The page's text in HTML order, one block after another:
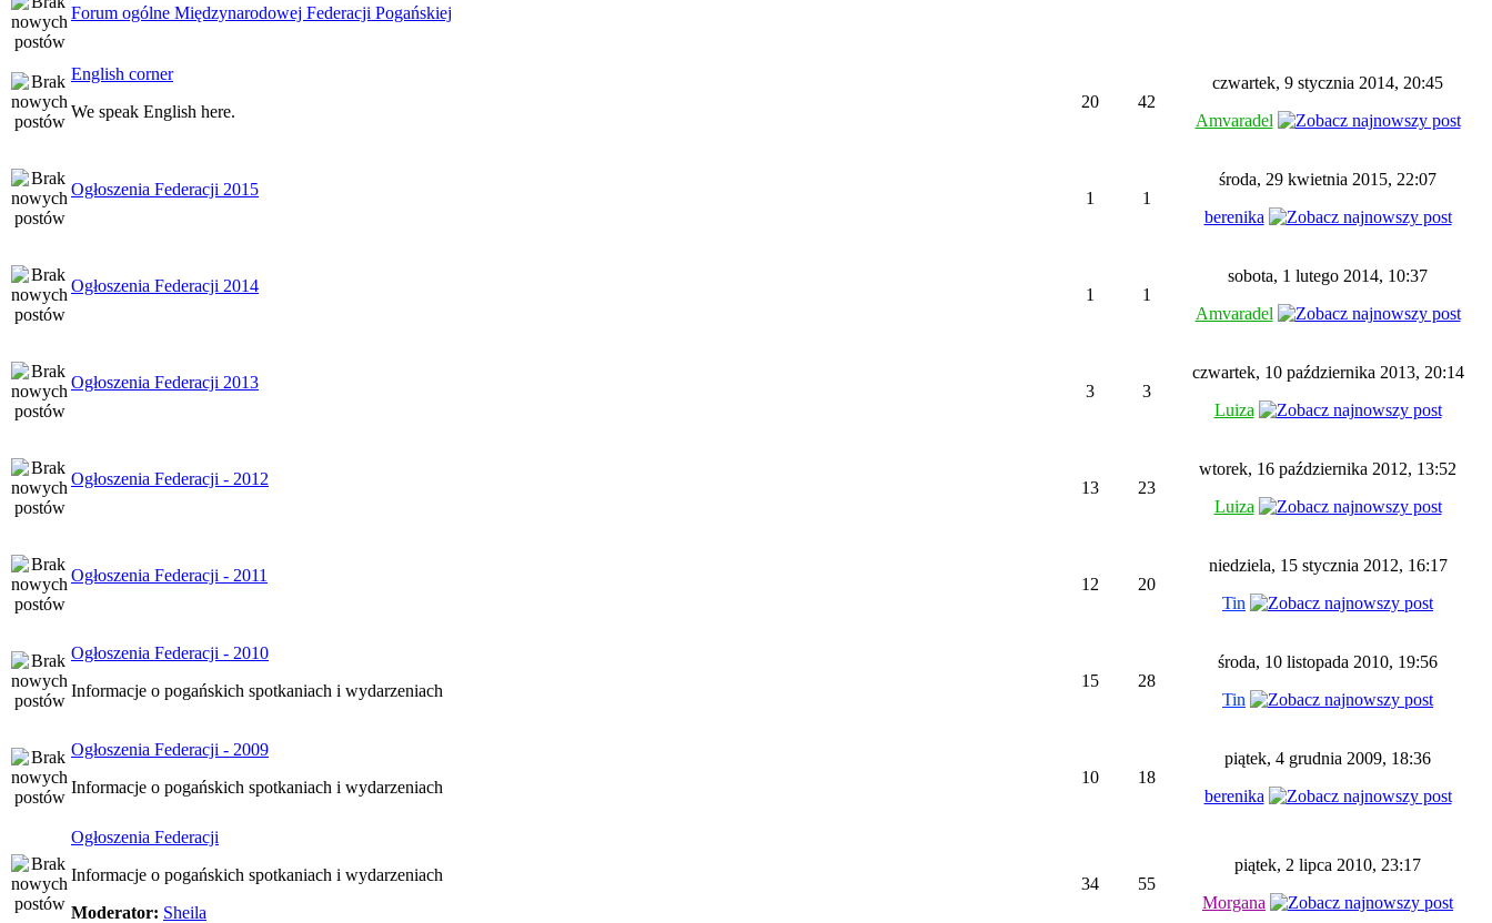
Forum ogólne Międzynarodowej Federacji Pogańskiej
English corner
We speak English here.
20 42
czwartek, 9 stycznia 2014, 20:45
Amvaradel
Ogłoszenia Federacji 2015 1 1
środa, 29 kwietnia 2015, 22:07
berenika
Ogłoszenia Federacji 2014 1 1
sobota, 1 lutego 2014, 10:37
Amvaradel
Ogłoszenia Federacji 2013 3 3
czwartek, 10 października 2013, 20:14
Luiza
Ogłoszenia Federacji - 2012 13 23
wtorek, 16 października 2012, 13:52
Luiza
Ogłoszenia Federacji - 2011 12 20
niedziela, 15 stycznia 2012, 16:17
Tin
Ogłoszenia Federacji - 2010
Informacje o pogańskich spotkaniach i wydarzeniach
15 28
środa, 10 listopada 2010, 19:56
Tin
Ogłoszenia Federacji - 2009
Informacje o pogańskich spotkaniach i wydarzeniach
10 18
piątek, 4 grudnia 2009, 18:36
berenika
Ogłoszenia Federacji
Informacje o pogańskich spotkaniach i wydarzeniach
Moderator: Sheila
34 55
piątek, 2 lipca 2010, 23:17
Morgana